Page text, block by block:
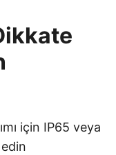
için IP65 veya